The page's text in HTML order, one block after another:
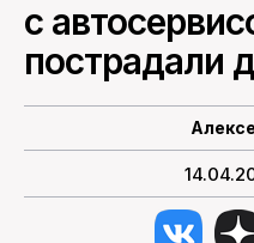
с
пострадали